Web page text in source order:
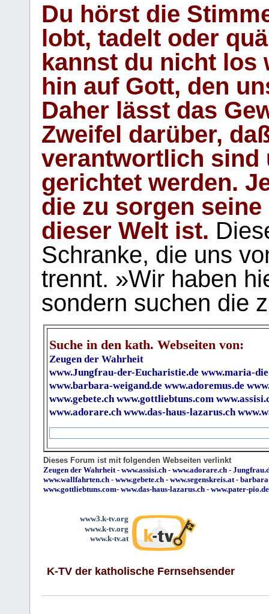
Du hörst die
lobt, tadelt oder
kannst du nicht los
hin auf Gott, den
Daher lässt das
Zweifel darüber,
verantwortlich sind
gerichtet werden.
die zu sorgen
dieser Welt ist.
Schranke, die uns
trennt. »Wir haben
sondern suchen die
Suche in den kath. Webseiten von:
Zeugen der Wahrheit
www.Jungfrau-der-Eucharistie.de www.maria-
www.barbara-weigand.de www.adoremus.de
www.gebete.ch www.gottliebtuns.com
www.adorare.ch www.das-haus-lazarus.ch
Dieses Forum ist mit folgenden Webseiten verlinkt
Zeugen der Wahrheit- www.assisi.ch - www.adorare.ch -
www.wallfahrten.ch - www.gebete.ch - www.segenskreis.at-
www.gottliebtuns.com- www.das-haus-lazarus.ch - www.pater-pio.de
www3.k-tv.org
www.k-tv.org
www.k-tv.at
K-TV der katholische Fernsehsender